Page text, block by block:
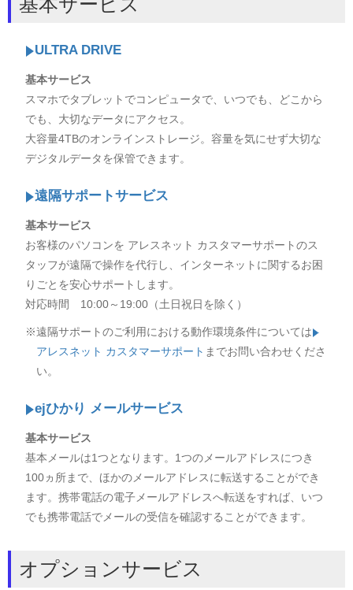
ULTRA DRIVE
基本サービス
スマホでタブレットでコンピュータで、いつでも、どこから
でも、大切なデータにアクセス。
大容量4TBのオンラインストレージ。容量を気にせず大切な
デジタルデータを保管できます。
遠隔サポートサービス
基本サービス
お客様のパソコンを アレスネット カスタマーサポートのス
タッフが遠隔で操作を代行し、インターネットに関するお困
りごとを安心サポートします。
対応時間 10:00～19:00（土日祝日を除く）
※遠隔サポートのご利用における動作環境条件については
アレスネット カスタマーサポート までお問い合わせくださ
い。
ejひかり メールサービス
基本サービス
基本メールは1つとなります。1つのメールアドレスにつき
100ヵ所まで、ほかのメールアドレスに転送することができ
ます。携帯電話の電子メールアドレスへ転送をすれば、いつ
でも携帯電話でメールの受信を確認することができます。
オプションサービス